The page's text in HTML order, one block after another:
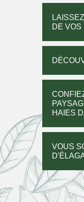
DE VOS
HAIES
VOUS